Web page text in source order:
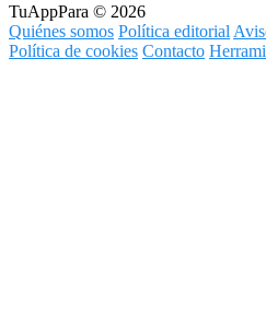
TuAppPara © 2026
Quiénes somos Política editorial
Política de cookies Contacto